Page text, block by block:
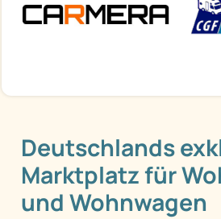
Deutschlands
Marktplatz für
und Wohnwagen